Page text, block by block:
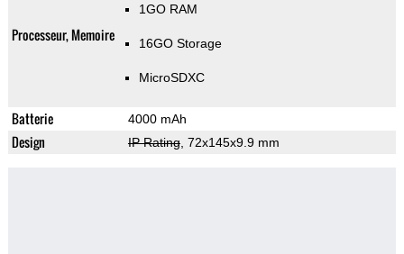
Processeur, Memoire
1GO RAM
16GO Storage
MicroSDXC
Batterie 4000 mAh
Design IP Rating, 72x145x9.9 mm